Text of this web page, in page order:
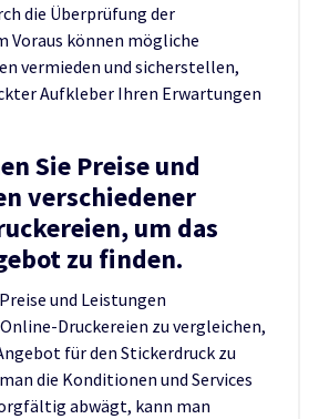
die Überprüfung der
Voraus können mögliche
vermieden und sicherstellen,
Aufkleber Ihren Erwartungen
Sie Preise und
verschiedener
um das
zu finden.
und Leistungen
Druckereien zu vergleichen,
für den Stickerdruck zu
die Konditionen und Services
abwägt, kann man